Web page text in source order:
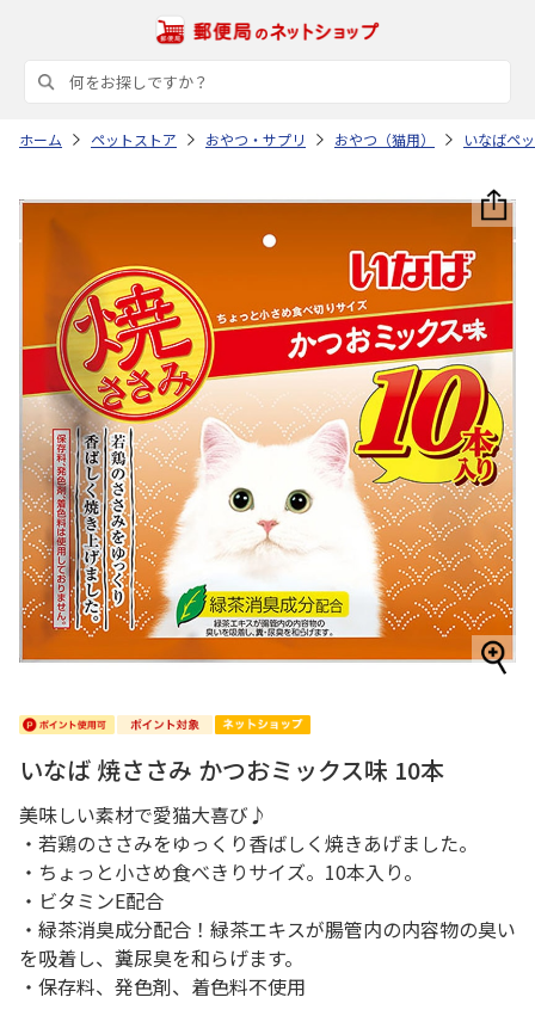
ホーム ペットストア おやつ・サプリ おやつ（猫用） いなばペ
いなば 焼ささみ かつおミックス味 10本
美味しい素材で愛猫大喜び♪
・若鶏のささみをゆっくり香ばしく焼きあげました。
・ちょっと小さめ食べきりサイズ。10本入り。
・ビタミンE配合
・緑茶消臭成分配合！緑茶エキスが腸管内の内容物の臭い
を吸着し、糞尿臭を和らげます。
・保存料、発色剤、着色料不使用